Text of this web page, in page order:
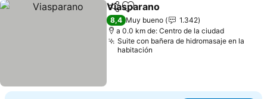
CompartirAgregar a favoritos
Viasparano
8,4 Muy bueno
1.342
a 0.0 km de: Centro de la ciudad
Suite con bañera de hidromasaje en la
habitación